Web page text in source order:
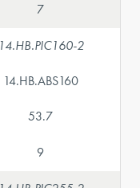
7
14.HB.PIC160-2
14.HB.ABS160
53.7
9